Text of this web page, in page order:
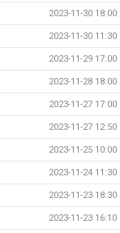
2023-11-30 18:00
2023-11-30 11:30
2023-11-29 17:00
2023-11-28 18:00
2023-11-27 17:00
2023-11-27 12:50
2023-11-25 10:00
2023-11-24 11:30
2023-11-23 18:30
2023-11-23 16:10